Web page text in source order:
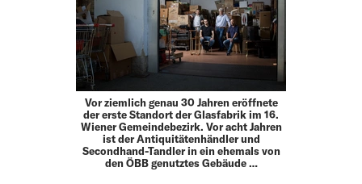
Vor ziemlich genau 30 Jahren eröffnete
der erste Standort der Glasfabrik im 16.
Wiener Gemeindebezirk. Vor acht ­Jahren
ist der Antiquitätenhändler und
Secondhand-­Tandler in ein ehemals von
den ÖBB genutztes Gebäude …